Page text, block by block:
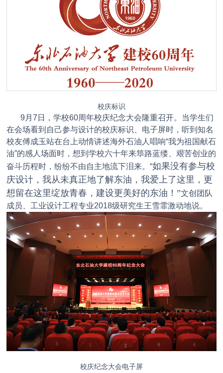
校庆标识
9月7日，学校60周年校庆纪念大会隆重召开。当学生们
在会场看到自己参与设计的校庆标识、电子屏时，听到知名
校友傅成玉站在台上动情讲述海外石油人唱响“我为祖国献石
油”的感人场面时，想到学校六十年来筚路蓝缕、艰苦创业的
奋斗历程时，纷纷不由自主地流下泪来。“如果没有参与校
庆设计，我从未真正地了解东油，我爱上了这里，更
想留在这里绽放青春，建设更美好的东油！”文创团队
成员、工业设计工程专业2018级研究生王雪霏激动地说。
校庆纪念大会电子屏